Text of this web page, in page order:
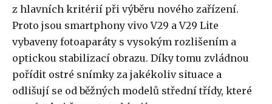
z hlavních kritérií při výběru nového zařízení.
Proto jsou smartphony vivo V29 a V29 Lite
vybaveny fotoaparáty s vysokým rozlišením a
optickou stabilizací obrazu. Díky tomu zvládnou
pořídit ostré snímky za jakékoliv situace a
odlišují se od běžných modelů střední třídy, které